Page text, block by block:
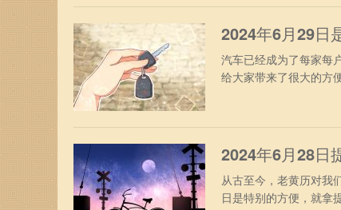
2024年6月29日
汽车已经成为了每家每
给大家带来了很大的方
2024年6月28日
从古至今，老黄历对我
日是特别的方便，就拿